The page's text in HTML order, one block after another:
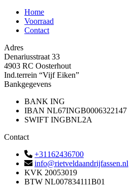
Home
Voorraad
Contact
Adres
Denariusstraat 33
4903 RC Oosterhout
Ind.terrein “Vijf Eiken”
Bankgegevens
BANK ING
IBAN NL67INGB0006322147
SWIFT INGBNL2A
Contact
+31162436700
info@rietveldaandrijfassen.nl
KVK 20053019
BTW NL007834111B01